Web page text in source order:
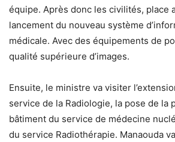
équipe. Après donc les civilités, place
lancement du nouveau système
médicale. Avec des équipements de
qualité supérieure d’images.
Ensuite, le ministre va visiter
service de la Radiologie, la pose de la
bâtiment du service de médecine
du service Radiothérapie. Manaouda